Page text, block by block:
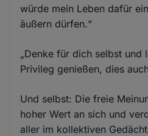
würde mein Leben dafür
äußern dürfen.“
„Denke für dich selbst und
Privileg genießen, dies
Und selbst: Die freie
hoher Wert an sich und
aller im kollektiven